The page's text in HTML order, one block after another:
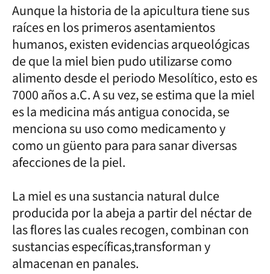
Aunque la historia de la apicultura tiene sus
raíces en los primeros asentamientos
humanos, existen evidencias arqueológicas
de que la miel bien pudo utilizarse como
alimento desde el periodo Mesolítico, esto es
7000 años a.C. A su vez, se estima que la miel
es la medicina más antigua conocida, se
menciona su uso como medicamento y
como un güento para para sanar diversas
afecciones de la piel.
La miel es una sustancia natural dulce
producida por la abeja a partir del néctar de
las flores las cuales recogen, combinan con
sustancias específicas,transforman y
almacenan en panales.